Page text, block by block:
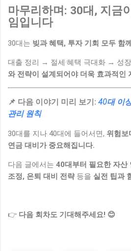
마무리하며: 30대, 지금
임입니다
30대는 빚과 혜택, 투자 기회 모두 함
대출 정리 → 절세·혜택 극대화 → 성
와 전략이 설계되어야 더욱 효과적인
📌 다음 이야기 미리 보기: 40대 이
관리 원칙
30대를 지나 40대에 들어서면, 위험보
연금 대비가 중요해집니다.
다음 글에서는 40대부터 필요한 자산
조정, 은퇴 대비 전략등을 실전 팁과
👉 다음 회차도 기대해주세요! 😊